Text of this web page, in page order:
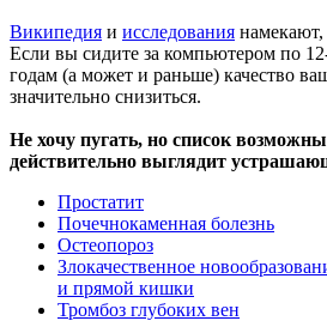
Википедия и исследования намекают,
Если вы сидите за компьютером по
годам (а может и раньше) качество
значительно снизиться.
Не хочу пугать, но список
действительно выглядит
Простатит
Почечнокаменная болезнь
Остеопороз
Злокачественное
и прямой кишки
Тромбоз глубоких вен